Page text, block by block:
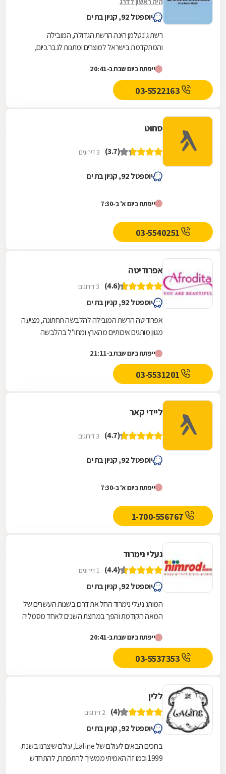
יוספטל 92, קניון בת ים
רשת ג'נטלמן הינה הרשת הגדולה, המובילה
והמתקדמת בישראל למוצרים ומתנות לגבר.כיום,
מובילים...
ייפתח ביום שבת ב-20:41
סחוט
(3.7) 3 דירוגים
יוספטל 92, קניון בת ים
ייפתח ביום א' ב-7:30
03-5540251
אפרודיטה
(4.6) 3 דירוגים
יוספטל 92, קניון בת ים
אפרודיטה הרשת המובילה להלבשה תחתונה, מציעה
מגוון מותגים איכותיים מהארץ ומחו"ל בהלבשה
הלבשת...
ייפתח ביום שבת ב-21:11
03-5531201
ליידי קאר
(4.7) 3 דירוגים
יוספטל 92, קניון בת ים
ייפתח ביום א' ב-7:30
1-700-556767
נעלי נימרוד
(4.4) 1 דירוגים
יוספטל 92, קניון בת ים
המותג נעלי נימרוד החל את דרכו בשנות העשרים של
המאה הקודמת והפך במרוצת השנים לאחד מסמליה
הילדים...
ייפתח ביום שבת ב-20:41
ללין
(4) 2 דירוגים
יוספטל 92, קניון בת ים
ברוכים הבאים לעולם של Laline, עולם שיצרנו בשנת
1999 וכמו זה האמיתי ממשיך להתפתח, להתחדש